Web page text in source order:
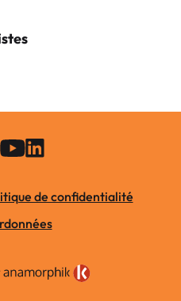
de confidentialité